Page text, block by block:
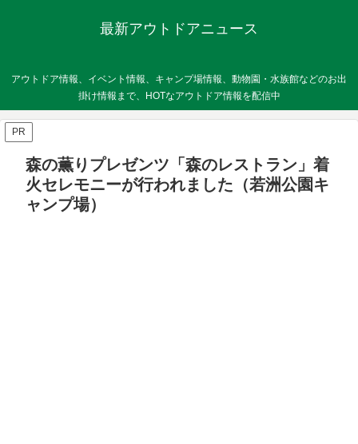
最新アウトドアニュース
アウトドア情報、イベント情報、キャンプ場情報、動物園・水族館などのお出
掛け情報まで、HOTなアウトドア情報を配信中
PR
森の薫りプレゼンツ「森のレストラン」着
火セレモニーが行われました（若洲公園キ
ャンプ場）